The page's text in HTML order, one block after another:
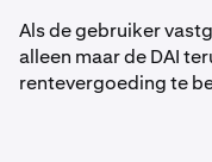
Als de gebruiker
alleen maar de DAI
rentevergoeding te